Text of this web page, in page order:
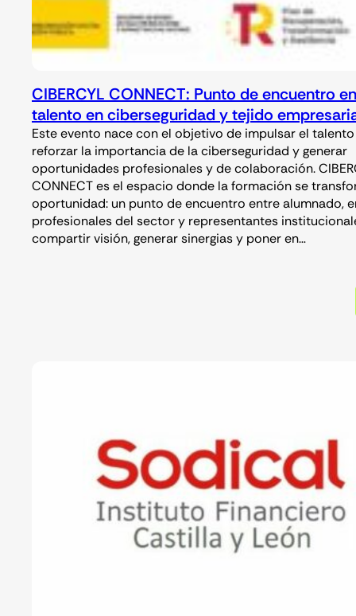
CIBERCYL CONNECT: Punto de encuentro
talento en ciberseguridad y tejido
Este evento nace con el objetivo de impulsar el
reforzar la importancia de la ciberseguridad y generar
oportunidades profesionales y de colaboración.
CONNECT es el espacio donde la formación se
oportunidad: un punto de encuentro entre alumnado,
profesionales del sector y representantes
compartir visión, generar sinergias y poner en…